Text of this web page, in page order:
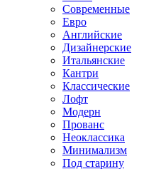
Современные
Евро
Английские
Дизайнерские
Итальянские
Кантри
Классические
Лофт
Модерн
Прованс
Неоклассика
Минимализм
Под старину